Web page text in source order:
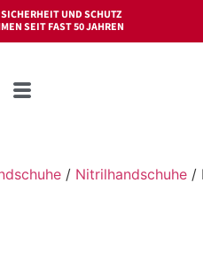
UND SCHUTZ
SEIT FAST 50 JAHREN
/ Nitrilhandschuhe /